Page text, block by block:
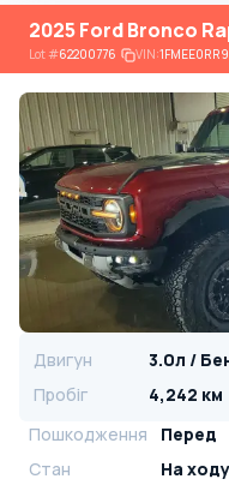
2025 Ford Bronco
Lot#62200776 VIN:
Двигун
Пробіг
4,242 км
Пошкодження
Перед
Стан
На